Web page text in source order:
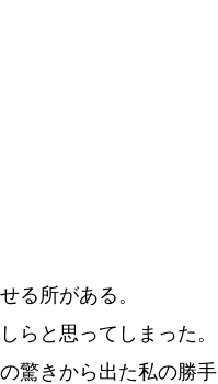
る所がある。
らと思ってしまった。
驚きから出た私の勝手